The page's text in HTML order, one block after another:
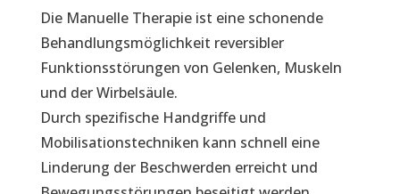
Die Manuelle Therapie ist eine schonende
Behandlungsmöglichkeit reversibler
Funktionsstörungen von Gelenken, Muskeln
und der Wirbelsäule.
Durch spezifische Handgriffe und
Mobilisationstechniken kann schnell eine
Linderung der Beschwerden erreicht und